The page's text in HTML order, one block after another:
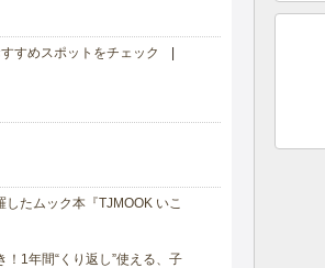
すめスポットをチェック
たムック本『TJMOOK いこ
1年間“くり返し”使える、子